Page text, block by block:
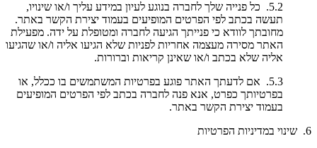
5.2. כל פנייה שלך לחברה בנוגע לעיון במידע עליך ו/או שינויו,
תעשה בכתב לפי הפרטים המופיעים בעמוד יצירת הקשר באתר.
מחובתך לוודא כי פנייתך הגיעה לחברה ומטופלת על ידה. מפעילת
האתר מסירה מעצמה אחריות לפניות שלא הגיעו אליה ו/או שהגיעו
אליה שלא בכתב ו/או שאינן קריאות וברורות.
5.3. אם לדעתך האתר פוגע בפרטיות המשתמשים בו ככלל, או
בפרטיותך כפרט, אנא פנה לחברה בכתב לפי הפרטים המופיעים
בעמוד יצירת הקשר באתר.
6. שינוי במדיניות הפרטיות